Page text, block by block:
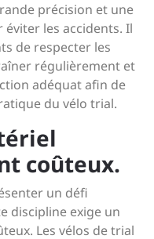
précision et une
les accidents. Il
de respecter les
régulièrement et
adéquat afin de
du vélo trial.
coûteux.
un défi
discipline exige un
Les vélos de trial